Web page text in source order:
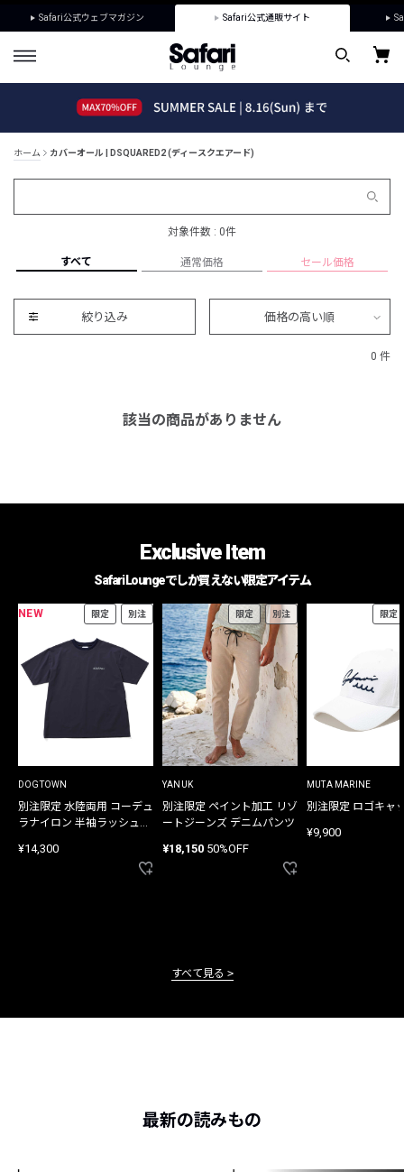
Safari公式ウェブマガジン Safari公式通販サイト
ホーム カバーオール | DSQUARED2 (ディースクエアード)
対象件数 : 0件
すべて 通常価格 セール価格
絞り込み 価格の高い順
0 件
該当の商品がありません
Exclusive Item
Safari Loungeでしか買えない限定アイテム
NEW 限定 別注
DOGTOWN
別注限定 水陸両用 コーデュ
ラナイロン 半袖ラッシュガ
¥14,300
限定 別注
YANUK
別注限定 ペイント加工 リゾ
ートジーンズ デニムパンツ
¥18,150 50%OFF
限定
MUTA MARINE
別注限定 ロゴキャ
¥9,900
すべて見る
最新の読みもの